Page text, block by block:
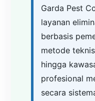
Garda Pest
layanan
berbasis
metode
hingga
profesional
secara